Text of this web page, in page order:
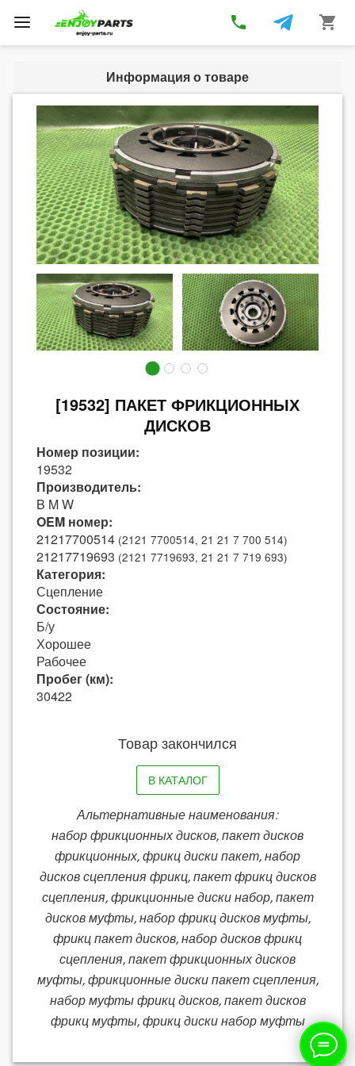
Toggle
navigation
phone shopping_cart
Информация о товаре
[19532] ПАКЕТ ФРИКЦИОННЫХ
ДИСКОВ
Номер позиции:
19532
Производитель:
B M W
OEM номер:
21217700514 (2121 7700514, 21 21 7 700 514)
21217719693 (2121 7719693, 21 21 7 719 693)
Категория:
Сцепление
Состояние:
Б/у
Хорошее
Рабочее
Пробег (км):
30422
Товар закончился
В КАТАЛОГ
Альтернативные наименования:
набор фрикционных дисков, пакет дисков
фрикционных, фрикц диски пакет, набор
дисков сцепления фрикц, пакет фрикц дисков
сцепления, фрикционные диски набор, пакет
дисков муфты, набор фрикц дисков муфты,
фрикц пакет дисков, набор дисков фрикц
сцепления, пакет фрикционных дисков
муфты, фрикционные диски пакет сцепления,
набор муфты фрикц дисков, пакет дисков
фрикц муфты, фрикц диски набор муфты